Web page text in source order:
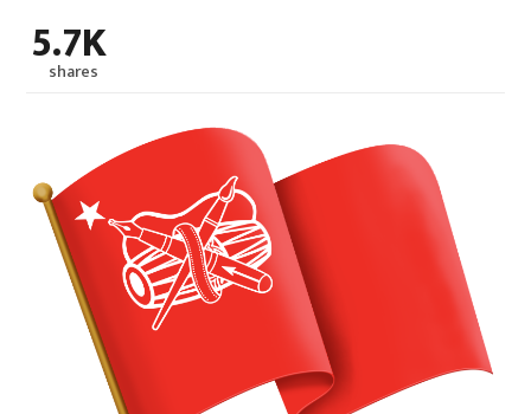
5.7K
shares